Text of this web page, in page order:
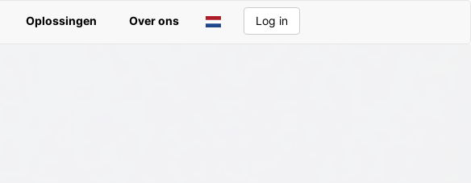
Oplossingen Over ons Log in